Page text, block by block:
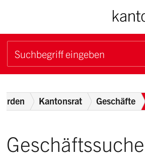
Navigieren im
Schnellnavigation
Suchbegriff
Kantonsrat Geschäfte
Geschäftssuche